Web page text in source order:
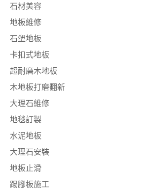
石材美容
地板維修
石塑地板
卡扣式地板
超耐磨木地板
木地板打磨翻新
大理石維修
地毯訂製
水泥地板
大理石安裝
地板止滑
踢腳板施工